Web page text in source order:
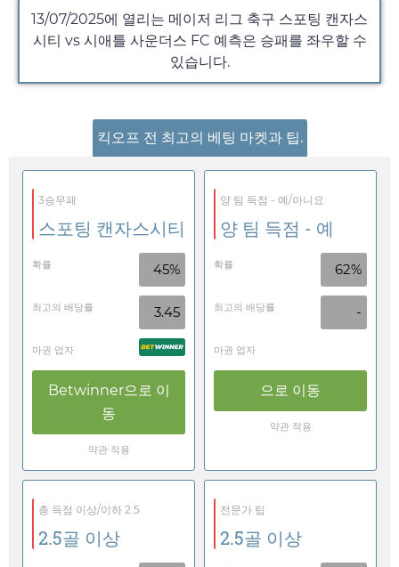
13/07/2025에 열리는 메이저 리그 축구 스포팅 캔자스
시티 vs 시애틀 사운더스 FC 예측은 승패를 좌우할 수
있습니다.
킥오프 전 최고의 베팅 마켓과 팁.
3승무패
스포팅 캔자스시티
확률 45%
최고의 배당률 3.45
마권 업자
Betwinner으로 이
동
약관 적용
양 팀 득점 - 예/아니요
양 팀 득점 - 예
확률 62%
최고의 배당률 -
마권 업자
으로 이동
약관 적용
총 득점 이상/이하 2.5
2.5골 이상
전문가 팁
2.5골 이상